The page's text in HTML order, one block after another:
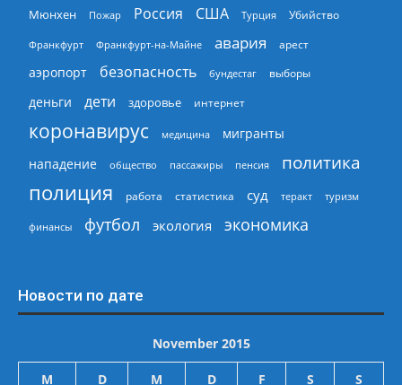
Мюнхен Пожар Россия США Турция Убийство
Франкфурт Франкфурт-на-Майне авария арест
аэропорт безопасность бундестаг выборы
деньги дети здоровье интернет
коронавирус медицина
мигранты
нападение
общество пассажиры пенсия политика
полиция работа статистика суд теракт туризм
финансы футбол экология экономика
Новости по дате
November 2015
M D M D F S S